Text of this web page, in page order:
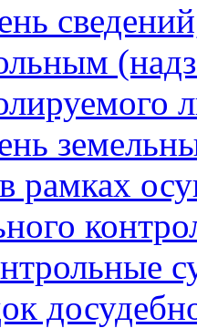
рамках